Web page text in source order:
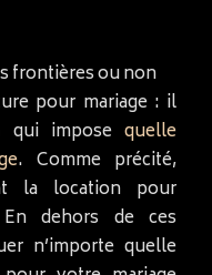
frontières ou non
pour mariage : il
qui impose quelle
. Comme précité,
la location pour
dehors de ces
n’importe quelle